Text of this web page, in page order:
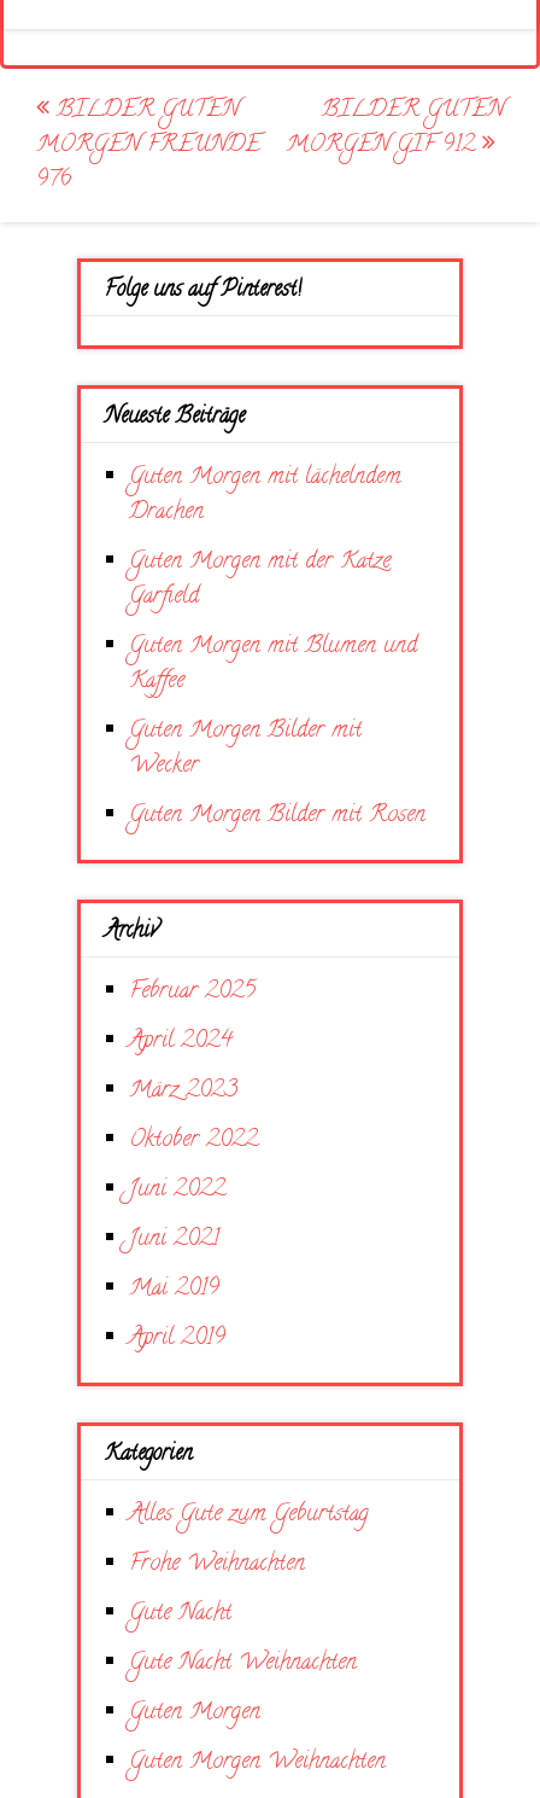
Post
navigation
BILDER GUTEN
MORGEN FREUNDE
976
BILDER GUTEN
MORGEN GIF 912
Folge uns auf Pinterest!
Neueste Beiträge
Guten Morgen mit lächelndem
Drachen
Guten Morgen mit der Katze
Garfield
Guten Morgen mit Blumen und
Kaffee
Guten Morgen Bilder mit
Wecker
Guten Morgen Bilder mit Rosen
Archiv
Februar 2025
April 2024
März 2023
Oktober 2022
Juni 2022
Juni 2021
Mai 2019
April 2019
Kategorien
Alles Gute zum Geburtstag
Frohe Weihnachten
Gute Nacht
Gute Nacht Weihnachten
Guten Morgen
Guten Morgen Weihnachten